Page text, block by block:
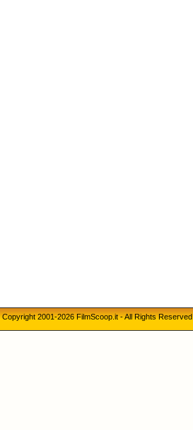
Copyright 2001-2026 FilmScoop.it - All Rights Reserved